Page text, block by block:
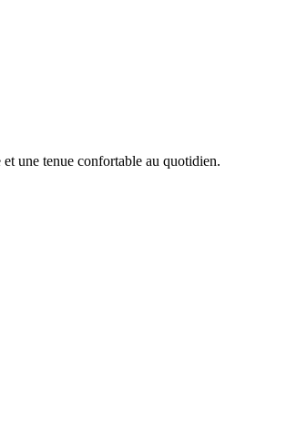
une tenue confortable au quotidien.